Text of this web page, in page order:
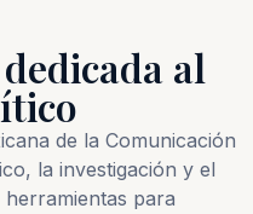
al
de la Comunicación
la investigación y el
para